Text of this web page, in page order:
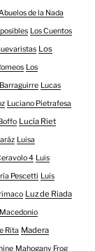
de la Nada
Los Cuentos
Los
Los
Lucas
Luciano Pietrafesa
Lucía Riet
Luisa
4 Luis
Pescetti Luis
Luz de Riada
Macedonio
Rita Madera
Mahogany Frog